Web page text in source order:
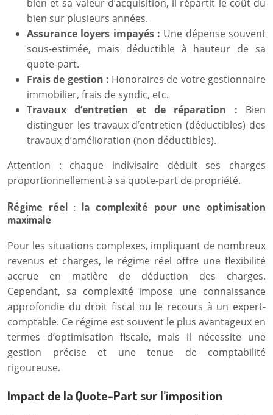
bien et sa valeur d’acquisition, il répartit le coût du
bien sur plusieurs années.
Assurance loyers impayés : Une dépense souvent
sous-estimée, mais déductible à hauteur de sa
quote-part.
Frais de gestion : Honoraires de votre gestionnaire
immobilier, frais de syndic, etc.
Travaux d’entretien et de réparation : Bien
distinguer les travaux d’entretien (déductibles) des
travaux d’amélioration (non déductibles).
Attention : chaque indivisaire déduit ses charges
proportionnellement à sa quote-part de propriété.
Régime réel : la complexité pour une optimisation
maximale
Pour les situations complexes, impliquant de nombreux
revenus et charges, le régime réel offre une flexibilité
accrue en matière de déduction des charges.
Cependant, sa complexité impose une connaissance
approfondie du droit fiscal ou le recours à un expert-
comptable. Ce régime est souvent le plus avantageux en
termes d’optimisation fiscale, mais il nécessite une
gestion précise et une tenue de comptabilité
rigoureuse.
Impact de la Quote-Part sur l’imposition